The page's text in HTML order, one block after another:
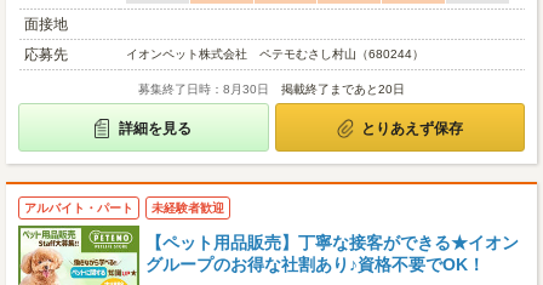
面接地
応募先
イオンペット株式会社 ペテモむさし村山（680244）
募集終了日時：8月30日 掲載終了まであと20日
詳細を見る とりあえず保存
アルバイト・パート 未経験者歓迎
【ペット用品販売】丁寧な接客ができる★イオン
グループのお得な社割あり♪資格不要でOK！